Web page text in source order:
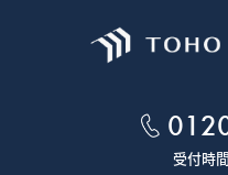
受付時